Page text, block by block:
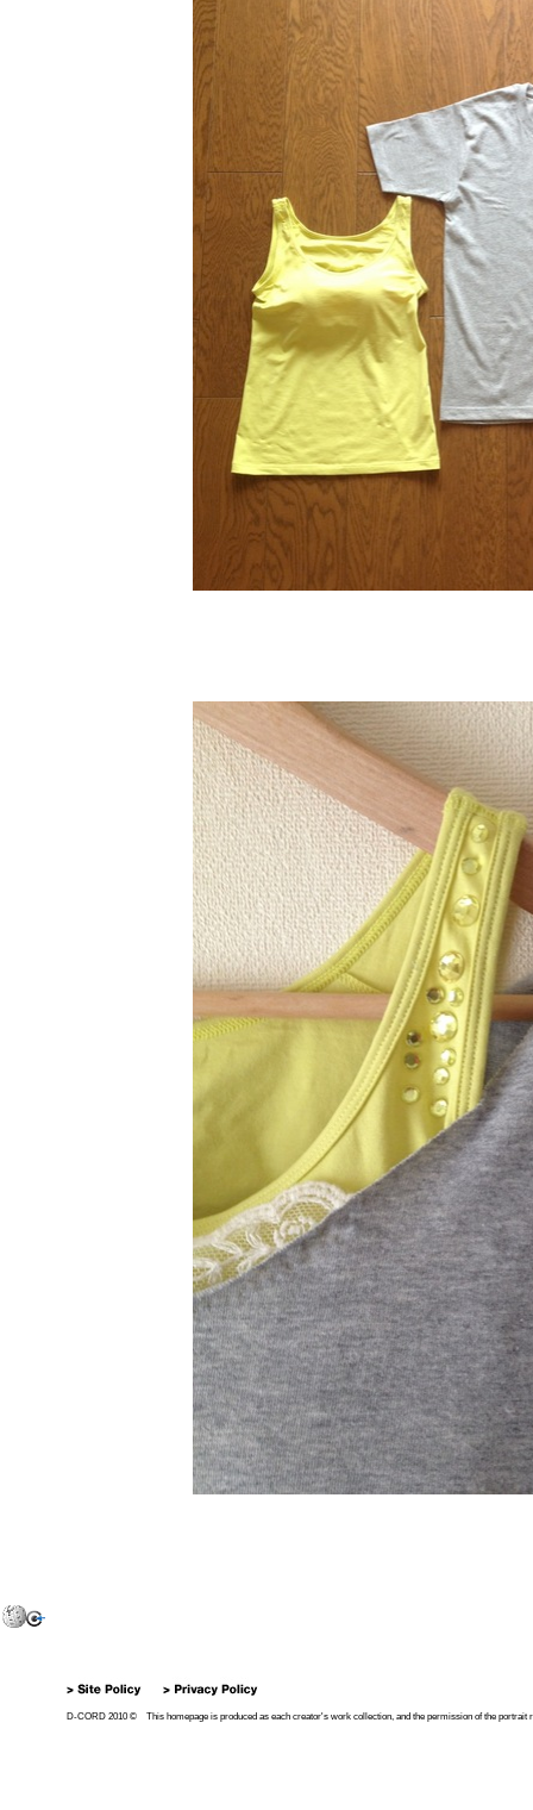
D-CORD 2010 © This homepage is produced as each creator's work collection, and the permission of the portrait